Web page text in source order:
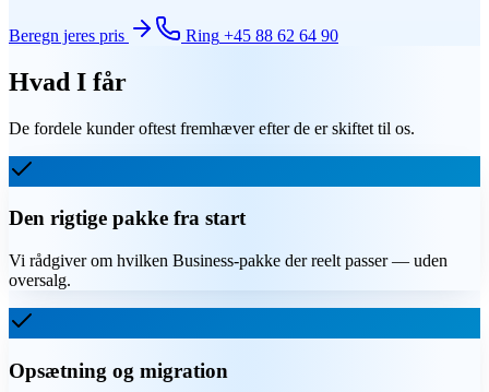
Beregn jeres pris Ring +45 88 62 64 90
Hvad I får
De fordele kunder oftest fremhæver efter de er skiftet til os.
Den rigtige pakke fra start
Vi rådgiver om hvilken Business-pakke der reelt passer — uden
oversalg.
Opsætning og migration